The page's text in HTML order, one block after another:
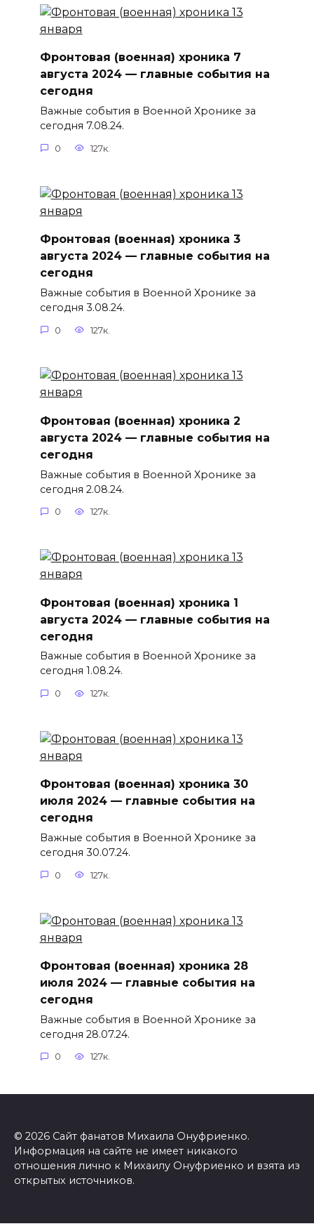
Фронтовая (военная) хроника 7
августа 2024 — главные события на
сегодня
Важные события в Военной Хронике за
сегодня 7.08.24.
0 127к.
Фронтовая (военная) хроника 3
августа 2024 — главные события на
сегодня
Важные события в Военной Хронике за
сегодня 3.08.24.
0 127к.
Фронтовая (военная) хроника 2
августа 2024 — главные события на
сегодня
Важные события в Военной Хронике за
сегодня 2.08.24.
0 127к.
Фронтовая (военная) хроника 1
августа 2024 — главные события на
сегодня
Важные события в Военной Хронике за
сегодня 1.08.24.
0 127к.
Фронтовая (военная) хроника 30
июля 2024 — главные события на
сегодня
Важные события в Военной Хронике за
сегодня 30.07.24.
0 127к.
Фронтовая (военная) хроника 28
июля 2024 — главные события на
сегодня
Важные события в Военной Хронике за
сегодня 28.07.24.
0 127к.
© 2026 Сайт фанатов Михаила Онуфриенко.
Информация на сайте не имеет никакого
отношения лично к Михаилу Онуфриенко и взята из
открытых источников.